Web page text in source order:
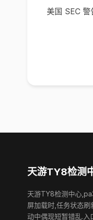
美国 SEC
天游TY8检测
天游TY8检测中心
屏加载时,任务状态
动中偶现短暂错乱.